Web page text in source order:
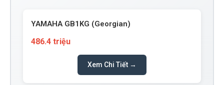
YAMAHA GB1KG (Georgian)
486.4 triệu
Xem Chi Tiết →